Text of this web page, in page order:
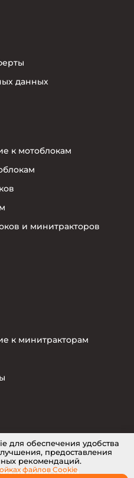
данных
к мотоблокам
и минитракторов
к минитракторам
для обеспечения удобства
предоставления
рекомендаций.
файлов Cookie